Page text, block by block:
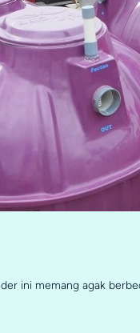
ini memang agak